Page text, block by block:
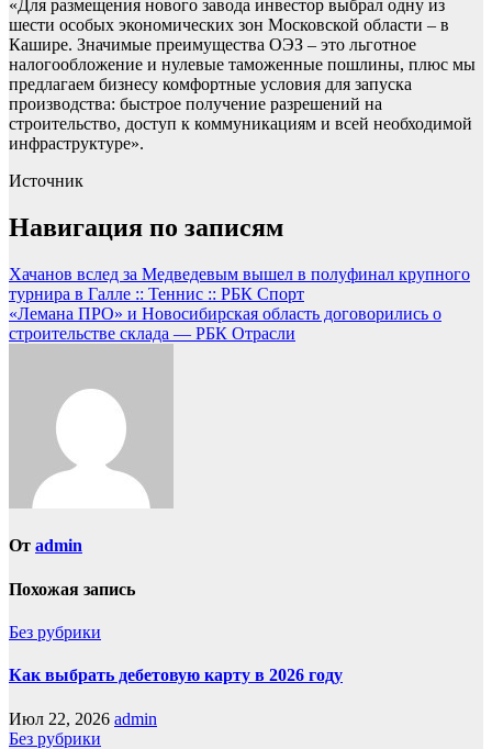
«Для размещения нового завода инвестор выбрал одну из
шести особых экономических зон Московской области – в
Кашире. Значимые преимущества ОЭЗ – это льготное
налогообложение и нулевые таможенные пошлины, плюс мы
предлагаем бизнесу комфортные условия для запуска
производства: быстрое получение разрешений на
строительство, доступ к коммуникациям и всей необходимой
инфраструктуре».
Источник
Навигация по записям
Хачанов вслед за Медведевым вышел в полуфинал крупного
турнира в Галле :: Теннис :: РБК Спорт
«Лемана ПРО» и Новосибирская область договорились о
строительстве склада — РБК Отрасли
От admin
Похожая запись
Без рубрики
Как выбрать дебетовую карту в 2026 году
Июл 22, 2026 admin
Без рубрики